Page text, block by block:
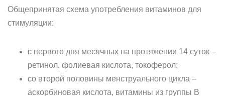
Общепринятая схема употребления витаминов для
стимуляции:
с первого дня месячных на протяжении 14 суток –
ретинол, фолиевая кислота, токоферол;
со второй половины менструального цикла –
аскорбиновая кислота, витамины из группы B